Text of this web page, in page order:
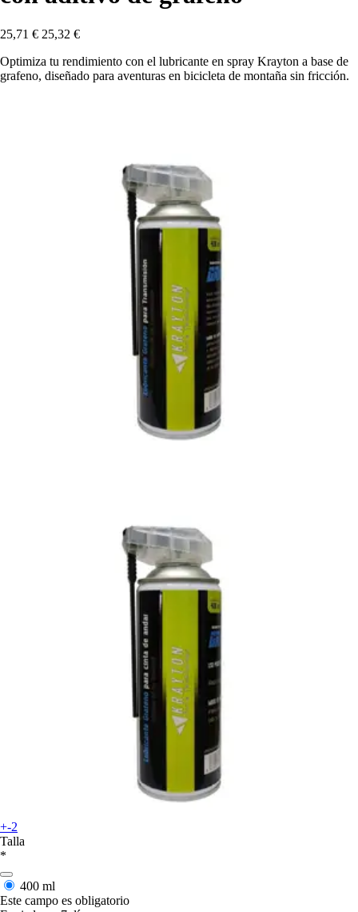
25,71 € 25,32 €
Optimiza tu rendimiento con el lubricante en spray Krayton a base de
grafeno, diseñado para aventuras en bicicleta de montaña sin fricción.
+-2
Talla
*
400 ml
Este campo es obligatorio